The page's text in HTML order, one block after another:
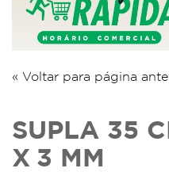
« Voltar para página
SUPLA 35
X 3 MM